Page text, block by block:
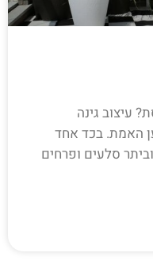
עיצוב גינה
האמת. בכד אחד
סלעים ופרחים